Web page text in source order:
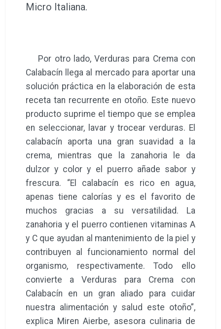
Micro Italiana.
Por otro lado, Verduras para Crema con
Calabacín llega al mercado para aportar una
solución práctica en la elaboración de esta
receta tan recurrente en otoño. Este nuevo
producto suprime el tiempo que se emplea
en seleccionar, lavar y trocear verduras. El
calabacín aporta una gran suavidad a la
crema, mientras que la zanahoria le da
dulzor y color y el puerro añade sabor y
frescura. “El calabacín es rico en agua,
apenas tiene calorías y es el favorito de
muchos gracias a su versatilidad. La
zanahoria y el puerro contienen vitaminas A
y C que ayudan al mantenimiento de la piel y
contribuyen al funcionamiento normal del
organismo, respectivamente. Todo ello
convierte a Verduras para Crema con
Calabacín en un gran aliado para cuidar
nuestra alimentación y salud este otoño”,
explica Miren Aierbe, asesora culinaria de